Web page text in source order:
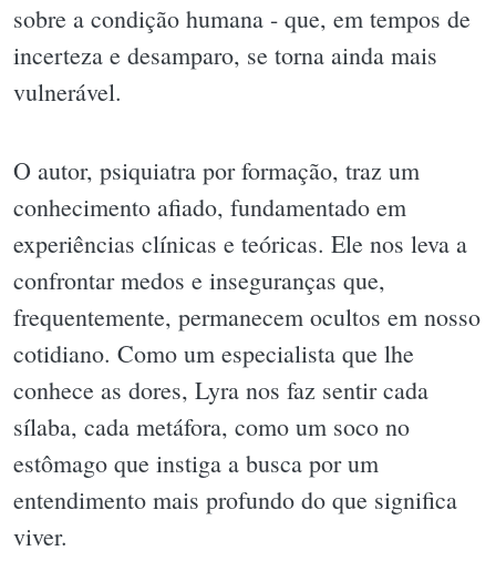
sobre a condição humana - que, em tempos de
incerteza e desamparo, se torna ainda mais
vulnerável.
O autor, psiquiatra por formação, traz um
conhecimento afiado, fundamentado em
experiências clínicas e teóricas. Ele nos leva a
confrontar medos e inseguranças que,
frequentemente, permanecem ocultos em nosso
cotidiano. Como um especialista que lhe
conhece as dores, Lyra nos faz sentir cada
sílaba, cada metáfora, como um soco no
estômago que instiga a busca por um
entendimento mais profundo do que significa
viver.